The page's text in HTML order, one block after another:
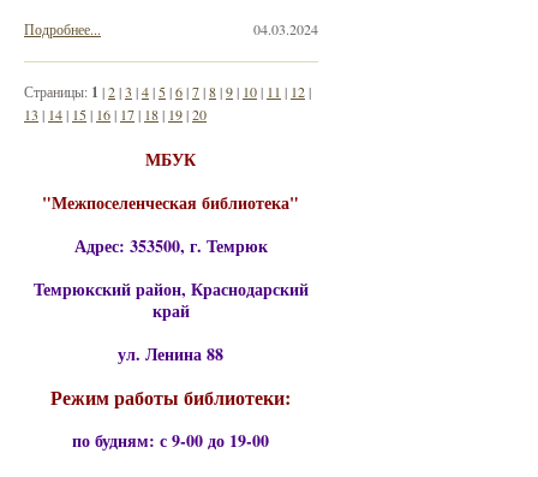
04.03.2024
Подробнее...
Страницы: 1 |2|3 |4| 5|6|7|8|9| 10| 11 | 12|
13 | 14| 15| 16| 17| 18| 19|20
МБУК
"Межпоселенческая библиотека"
Адрес: 353500, г. Темрюк
Темрюкский район, Краснодарский
край
ул. Ленина 88
Режим работы библиотеки:
по будням: с 9-00 до 19-00